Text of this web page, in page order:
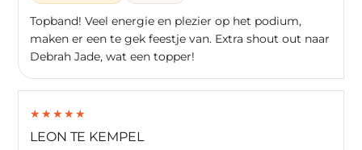
Topband! Veel energie en plezier op het podium,
maken er een te gek feestje van. Extra shout out naar
Debrah Jade, wat een topper!
★★★★★
LEON TE KEMPEL